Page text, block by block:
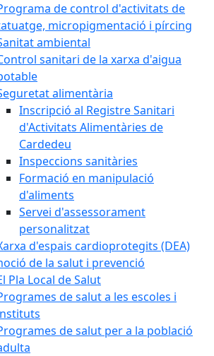
de control d'activitats de
micropigmentació i pírcing
ambiental
sanitari de la xarxa d'aigua
alimentària
Inscripció al Registre Sanitari
d'Activitats Alimentàries de
Cardedeu
Inspeccions sanitàries
Formació en manipulació
d'aliments
Servei d'assessorament
personalitzat
d'espais cardioprotegits (DEA)
de la salut i prevenció
Pla Local de Salut
de salut a les escoles i
de salut per a la població